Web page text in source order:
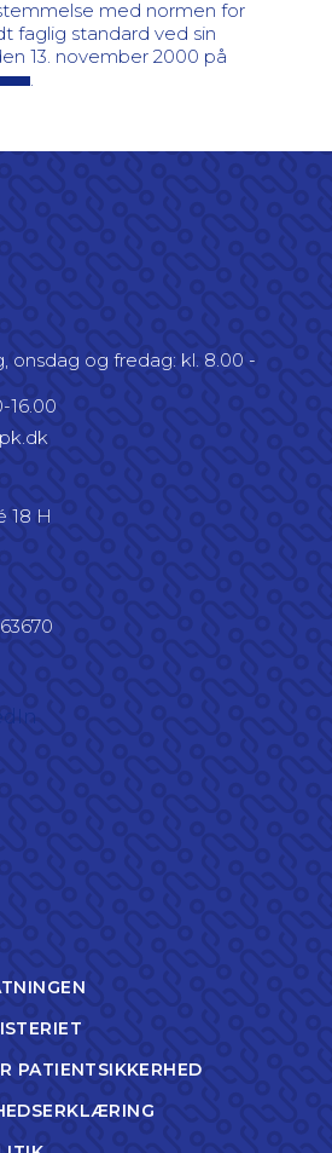
med normen for
faglig standard ved sin
13. november 2000 på
onsdag og fredag: kl. 8.00 -
16.00
18 H
PATIENTSIKKERHED